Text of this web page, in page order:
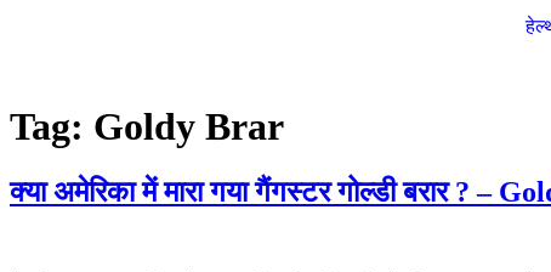
Tag: Goldy Brar
क्या अमेरिका में मारा गया गैंगस्टर गोल्डी बरार ?